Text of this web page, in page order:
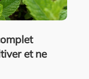
et ne